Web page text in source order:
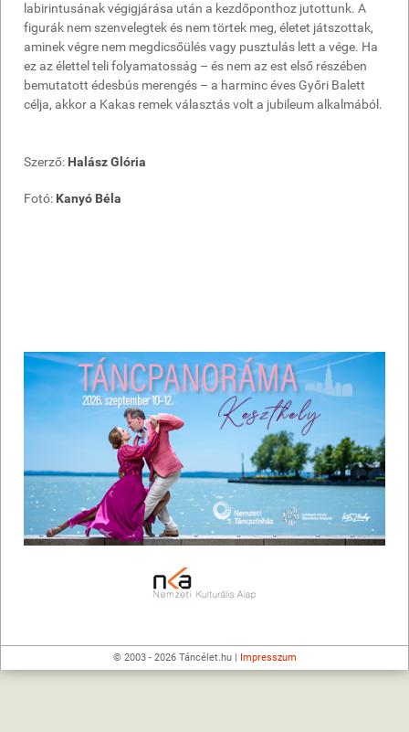
labirintusának végigjárása után a kezdőponthoz jutottunk. A
figurák nem szenvelegtek és nem törtek meg, életet játszottak,
aminek végre nem megdicsőülés vagy pusztulás lett a vége. Ha
ez az élettel teli folyamatosság – és nem az est első részében
bemutatott édesbús merengés – a harminc éves Győri Balett
célja, akkor a Kakas remek választás volt a jubileum alkalmából.
Szerző: Halász Glória
Fotó: Kanyó Béla
© 2003 - 2026 Táncélet.hu | Impresszum